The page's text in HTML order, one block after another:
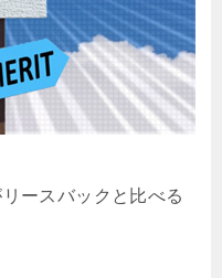
ースバックと比べる